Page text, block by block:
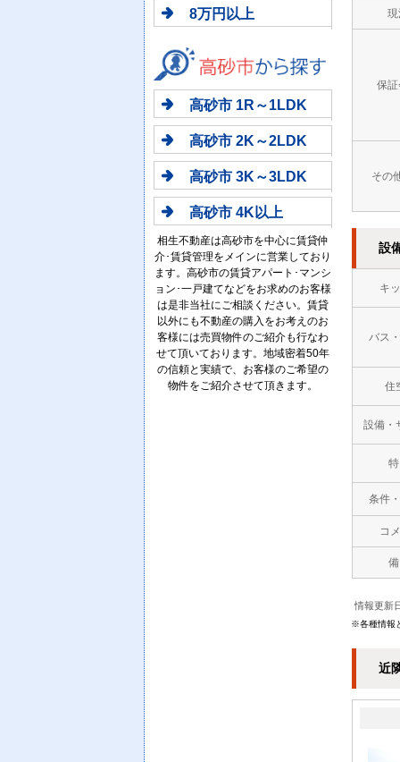
現
保
その
設
キ
バス
住
設備・
条件
コ
情報更新
※各種情報
近
8万円以上
高砂市 1R～1LDK
高砂市 2K～2LDK
高砂市 3K～3LDK
高砂市 4K以上
相生不動産は高砂市を中心に賃貸仲
介･賃貸管理をメインに営業しており
ます。高砂市の賃貸アパート･マンシ
ョン･一戸建てなどをお求めのお客様
は是非当社にご相談ください。賃貸
以外にも不動産の購入をお考えのお
客様には売買物件のご紹介も行なわ
せて頂いております。地域密着50年
の信頼と実績で、お客様のご希望の
物件をご紹介させて頂きます。